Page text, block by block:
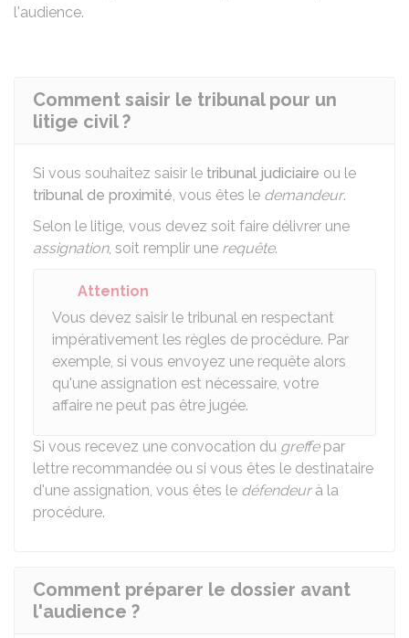
l'audience.
Comment saisir le tribunal pour un
litige civil ?
Si vous souhaitez saisir le tribunal judiciaire ou le
tribunal de proximité, vous êtes le demandeur.
Selon le litige, vous devez soit faire délivrer une
assignation, soit remplir une requête.
Attention
Vous devez saisir le tribunal en respectant
impérativement les règles de procédure. Par
exemple, si vous envoyez une requête alors
qu'une assignation est nécessaire, votre
affaire ne peut pas être jugée.
Si vous recevez une convocation du greffepar
lettre recommandée ou si vous êtes le destinataire
d'une assignation, vous êtes le défendeurà la
procédure.
Comment préparer le dossier avant
l'audience ?